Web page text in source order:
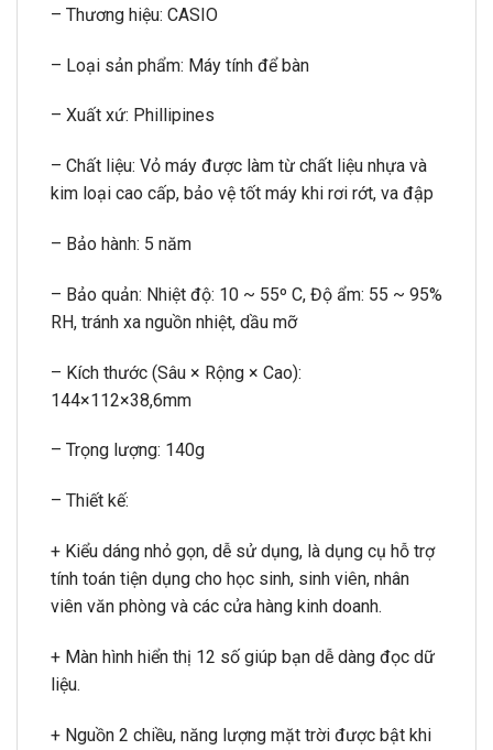
– Thương hiệu: CASIO
– Loại sản phẩm: Máy tính để bàn
– Xuất xứ: Phillipines
– Chất liệu: Vỏ máy được làm từ chất liệu nhựa và
kim loại cao cấp, bảo vệ tốt máy khi rơi rớt, va đập
– Bảo hành: 5 năm
– Bảo quản: Nhiệt độ: 10 ~ 55º C, Độ ẩm: 55 ~ 95%
RH, tránh xa nguồn nhiệt, dầu mỡ
– Kích thước (Sâu × Rộng × Cao):
144×112×38,6mm
– Trọng lượng: 140g
– Thiết kế:
+ Kiểu dáng nhỏ gọn, dễ sử dụng, là dụng cụ hỗ trợ
tính toán tiện dụng cho học sinh, sinh viên, nhân
viên văn phòng và các cửa hàng kinh doanh.
+ Màn hình hiển thị 12 số giúp bạn dễ dàng đọc dữ
liệu.
+ Nguồn 2 chiều, năng lượng mặt trời được bật khi